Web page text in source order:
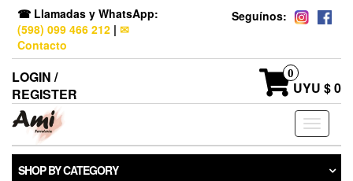
☎ Llamadas y WhatsApp:
(598) 099 466 212 | ✉
Contacto
Seguínos:
LOGIN /
REGISTER
0
UYU $ 0
Toggle
SHOP BY CATEGORY